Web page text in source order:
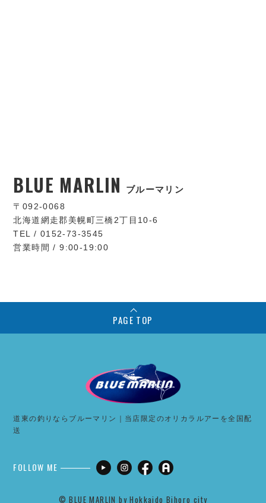
BLUE MARLIN ブルーマリン
〒092-0068
北海道網走郡美幌町三橋2丁目10-6
TEL / 0152-73-3545
営業時間 / 9:00-19:00
PAGE TOP
道東の釣りならブルーマリン｜当店限定のオリカラルアーを全国配
送
FOLLOW ME
©︎ BLUE MARLIN by Hokkaido Bihoro city